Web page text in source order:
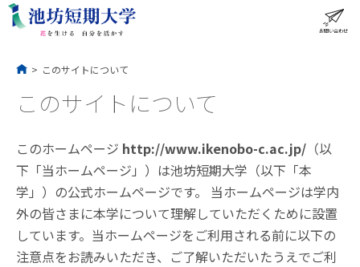
お問い合わせ
> このサイトについて
このサイトについて
このホームページ http://www.ikenobo-c.ac.jp/ （以
下「当ホームページ」）は池坊短期大学（以下「本
学」）の公式ホームページです。 当ホームページは学内
外の皆さまに本学について理解していただくために設置
しています。当ホームページをご利用される前に以下の
注意点をお読みいただき、ご了解いただいたうえでご利